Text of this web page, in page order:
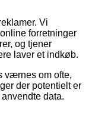
Vi
forretninger
og tjener
laver et indkøb.
værnes om ofte,
der potentielt er
data.